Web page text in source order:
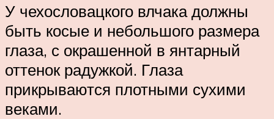
У чехословацкого влчака должны
быть косые и небольшого размера
глаза, с окрашенной в янтарный
оттенок радужкой. Глаза
прикрываются плотными сухими
веками.